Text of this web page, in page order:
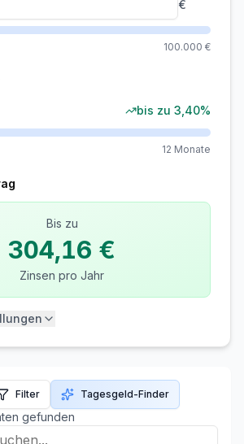
€
100.000 €
bis zu 3,40%
12 Monate
Bis zu
304,16 €
Zinsen pro Jahr
EUR
(2.000 EUR
Filter Tagesgeld-Finder
en gefunden